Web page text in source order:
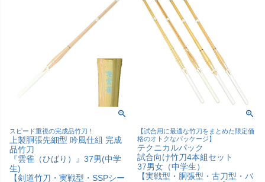
スピード重視の完成品竹刀！
上製胴張先細型 吟風仕組 完成
品竹刀
『雲雀（ひばり）』37男(中学
生)
【剣道竹刀・実戦型・SSPシー
【試合用に最適な竹刀をまとめた限定価
格のオトクなパッケージ】
テクニカルパック
試合向け竹刀4本組セット
37男女（中学生）
【実戦型・胴張型・古刀型・バ